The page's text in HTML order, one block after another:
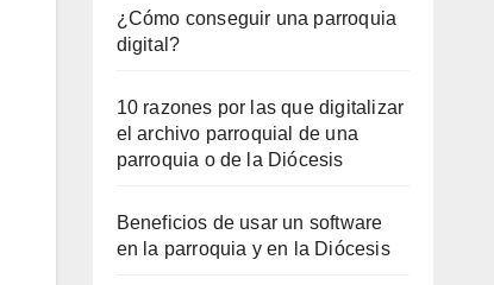
¿Cómo conseguir una parroquia
digital?
10 razones por las que digitalizar
el archivo parroquial de una
parroquia o de la Diócesis
Beneficios de usar un software
en la parroquia y en la Diócesis